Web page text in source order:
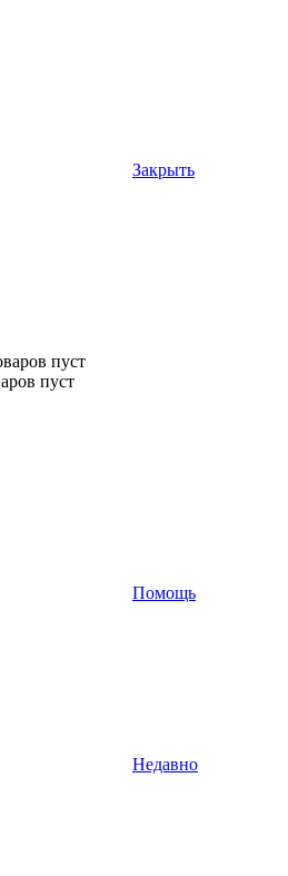
Закрыть
пуст
пуст
Помощь
Недавно